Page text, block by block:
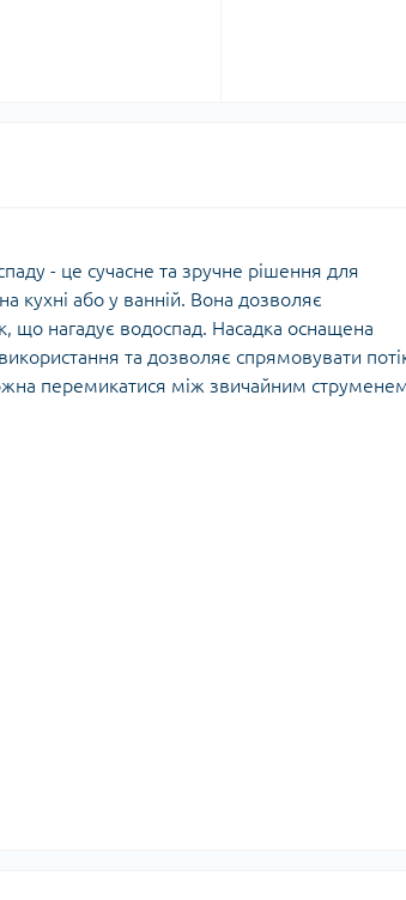
- це сучасне та зручне рішення для
кухні або у ванній. Вона дозволяє
що нагадує водоспад. Насадка оснащена
та дозволяє спрямовувати
перемикатися між звичайним